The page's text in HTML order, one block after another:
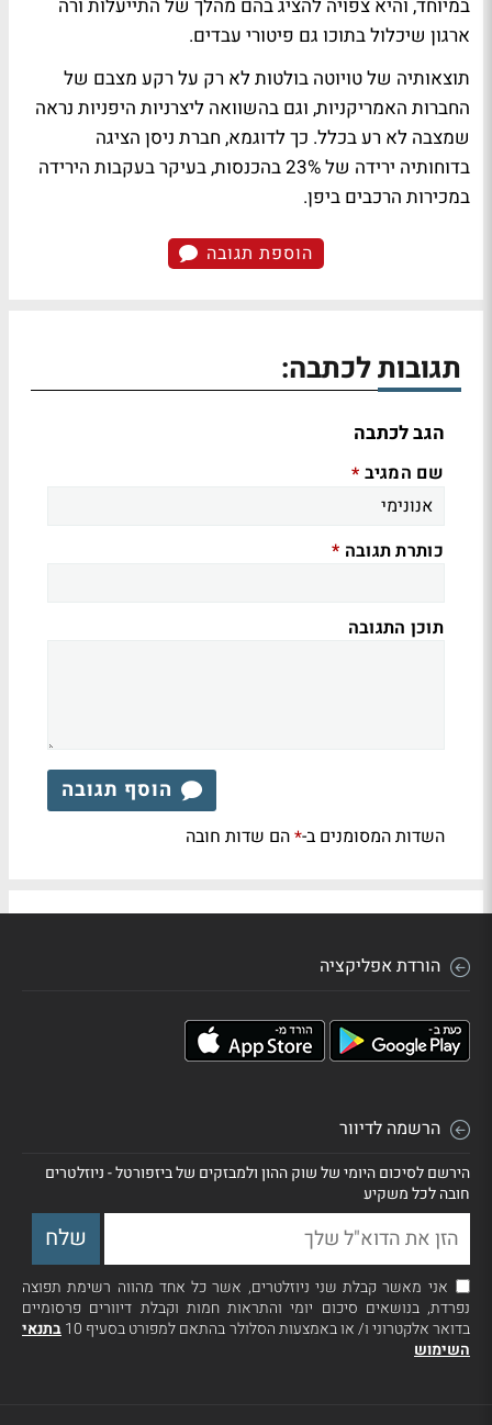
במיוחד, והיא צפויה להציג בהם מהלך של התייעלות ורה
ארגון שיכלול בתוכו גם פיטורי עבדים.
תוצאותיה של טויוטה בולטות לא רק על רקע מצבם של
החברות האמריקניות, וגם בהשוואה ליצרניות היפניות נראה
שמצבה לא רע בכלל. כך לדוגמא, חברת ניסן הציגה
בדוחותיה ירידה של 23% בהכנסות, בעיקר בעקבות הירידה
במכירות הרכבים ביפן.
הוספת תגובה
תגובות לכתבה:
הגב לכתבה
שם המגיב *
כותרת תגובה *
תוכן התגובה
הוסף תגובה
השדות המסומנים ב-*הם שדות חובה
הורדת אפליקציה
הרשמה לדיוור
הירשם לסיכום היומי של שוק ההון ולמבזקים של ביזפורטל - ניוזלטרים
חובה לכל משקיע
אני מאשר קבלת שני ניוזלטרים, אשר כל אחד מהווה רשימת תפוצה
נפרדת, בנושאים סיכום יומי והתראות חמות וקבלת דיוורים פרסומיים
בדואר אלקטרוני ו/ או באמצעות הסלולר בהתאם למפורט בסעיף 10
בתנאי
השימוש